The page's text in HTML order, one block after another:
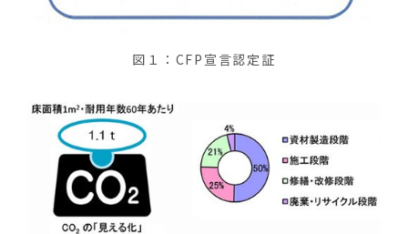
図１：CFP宣言認定証